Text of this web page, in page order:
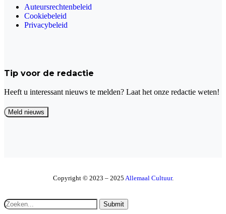
Auteursrechtenbeleid
Cookiebeleid
Privacybeleid
Tip voor de redactie
Heeft u interessant nieuws te melden? Laat het onze redactie weten!
Copyright © 2023 – 2025 Allemaal Cultuur.
Submit